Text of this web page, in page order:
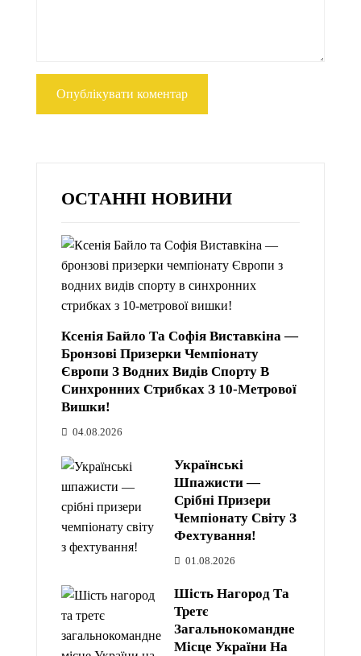
ОСТАННІ НОВИНИ
Ксенія Байло Та Софія Виставкіна —
Бронзові Призерки Чемпіонату
Європи З Водних Видів Спорту В
Синхронних Стрибках З 10-Метрової
Вишки!
04.08.2026
Українські
Шпажисти —
Срібні Призери
Чемпіонату Світу З
Фехтування!
01.08.2026
Шість Нагород Та
Третє
Загальнокомандне
Місце України На